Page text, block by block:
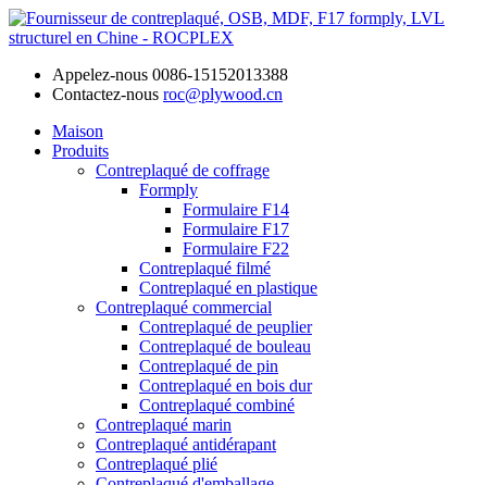
Appelez-nous 0086-15152013388
Contactez-nous roc@plywood.cn
Maison
Produits
Contreplaqué de coffrage
Formply
Formulaire F14
Formulaire F17
Formulaire F22
Contreplaqué filmé
Contreplaqué en plastique
Contreplaqué commercial
Contreplaqué de peuplier
Contreplaqué de bouleau
Contreplaqué de pin
Contreplaqué en bois dur
Contreplaqué combiné
Contreplaqué marin
Contreplaqué antidérapant
Contreplaqué plié